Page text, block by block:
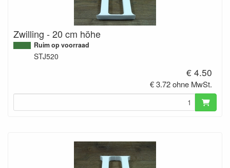
Zwilling - 20 cm höhe
Ruim op voorraad
STJ520
€ 4.50
€ 3.72 ohne MwSt.